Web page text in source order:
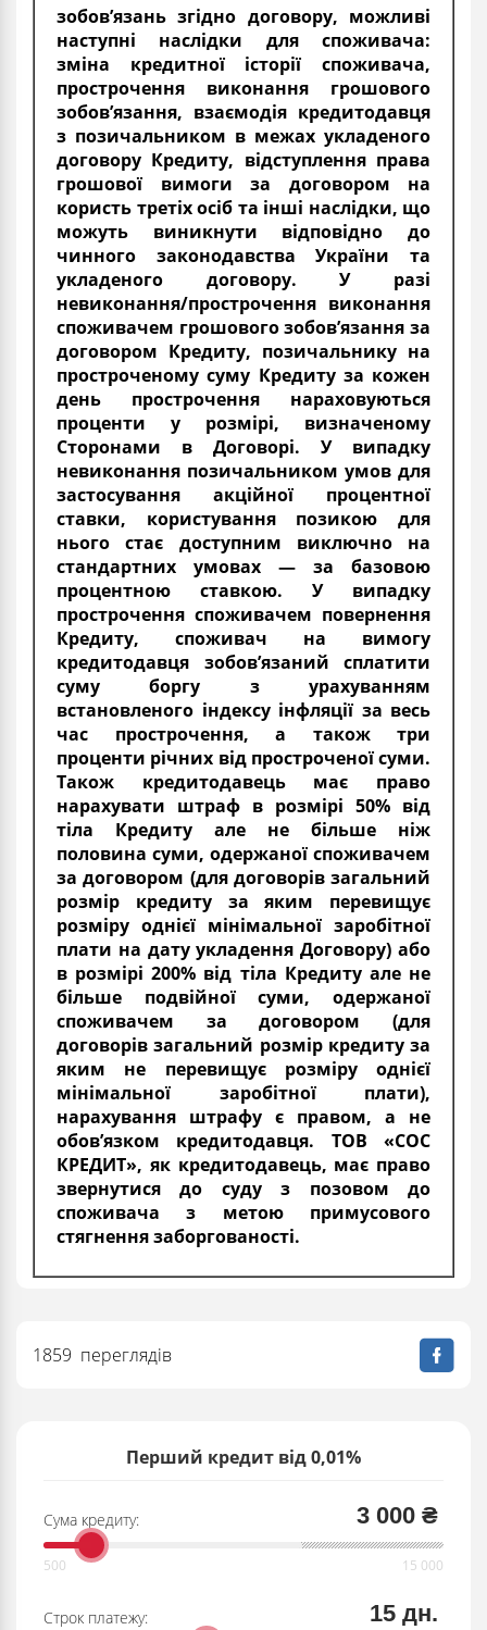
Перший кредит від 0,01%
Сума кредиту: 3 000 ₴
Строк платежу: 15 дн.
зобов’язань згідно договору, можливі
наступні наслідки для споживача:
зміна кредитної історії споживача,
прострочення виконання грошового
зобов’язання, взаємодія кредитодавця
з позичальником в межах укладеного
договору Кредиту, відступлення права
грошової вимоги за договором на
користь третіх осіб та інші наслідки, що
можуть виникнути відповідно до
чинного законодавства України та
укладеного договору. У разі
невиконання/прострочення виконання
споживачем грошового зобов’язання за
договором Кредиту, позичальнику на
простроченому суму Кредиту за кожен
день прострочення нараховуються
проценти у розмірі, визначеному
Сторонами в Договорі. У випадку
невиконання позичальником умов для
застосування акційної процентної
ставки, користування позикою для
нього стає доступним виключно на
стандартних умовах — за базовою
процентною ставкою. У випадку
прострочення споживачем повернення
Кредиту, споживач на вимогу
кредитодавця зобов’язаний сплатити
суму боргу з урахуванням
встановленого індексу інфляції за весь
час прострочення, а також три
проценти річних від простроченої суми.
Також кредитодавець має право
нарахувати штраф в розмірі 50% від
тіла Кредиту але не більше ніж
половина суми, одержаної споживачем
за договором (для договорів загальний
розмір кредиту за яким перевищує
розміру однієї мінімальної заробітної
плати на дату укладення Договору) або
в розмірі 200% від тіла Кредиту але не
більше подвійної суми, одержаної
споживачем за договором (для
договорів загальний розмір кредиту за
яким не перевищує розміру однієї
мінімальної заробітної плати),
нарахування штрафу є правом, а не
обов’язком кредитодавця. ТОВ «СОС
КРЕДИТ», як кредитодавець, має право
звернутися до суду з позовом до
споживача з метою примусового
стягнення заборгованості.
1859 переглядів